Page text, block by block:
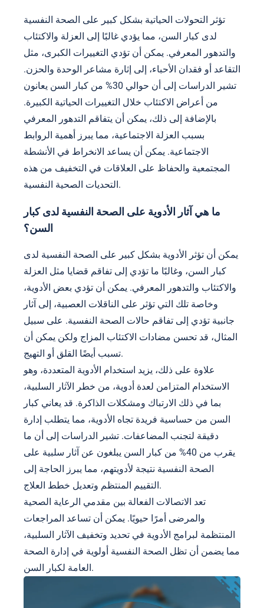
تؤثر التحولات الحياتية بشكل كبير على الصحة النفسية
لدى كبار السن، مما يؤدي غالبًا إلى العزلة والاكتئاب
والتدهور المعرفي. يمكن أن تؤدي التغييرات الكبرى، مثل
التقاعد أو فقدان الأحباء، إلى إثارة مشاعر الوحدة والحزن.
تشير الدراسات إلى أن حوالي 30% من كبار السن يعانون
من أعراض الاكتئاب خلال التغييرات الحياتية الكبيرة.
بالإضافة إلى ذلك، يمكن أن يتفاقم التدهور المعرفي
بسبب العزلة الاجتماعية، مما يبرز أهمية الروابط
الاجتماعية. يمكن أن يساعد الانخراط في الأنشطة
المجتمعية والحفاظ على العلاقات في التخفيف من هذه
التحديات الصحية النفسية.
ما هي آثار الأدوية على الصحة النفسية لدى كبار
السن؟
يمكن أن تؤثر الأدوية بشكل كبير على الصحة النفسية لدى
كبار السن، وغالبًا ما تؤدي إلى تفاقم قضايا مثل العزلة
والاكتئاب والتدهور المعرفي. يمكن أن تؤدي بعض الأدوية،
وخاصة تلك التي تؤثر على الناقلات العصبية، إلى آثار
جانبية تؤدي إلى تفاقم حالات الصحة النفسية. على سبيل
المثال، قد تحسن مضادات الاكتئاب المزاج ولكن يمكن أن
تسبب أيضًا القلق أو التهيج.
علاوة على ذلك، يزيد استخدام الأدوية المتعددة، وهو
الاستخدام المتزامن لعدة أدوية، من خطر الآثار السلبية،
بما في ذلك الارتباك ومشكلات الذاكرة. قد يعاني كبار
السن من حساسية فريدة تجاه الأدوية، مما يتطلب إدارة
دقيقة لتجنب المضاعفات. تشير الدراسات إلى أن ما
يقرب من 40% من كبار السن يبلغون عن آثار سلبية على
الصحة النفسية نتيجة لأدويتهم، مما يبرز الحاجة إلى
التقييم المنتظم وتعديل خطط العلاج.
تعد الاتصالات الفعالة بين مقدمي الرعاية الصحية
والمرضى أمرًا حيويًا. يمكن أن تساعد المراجعات
المنتظمة لبرامج الأدوية في تحديد وتخفيف الآثار السلبية،
مما يضمن أن تظل الصحة النفسية أولوية في إدارة الصحة
العامة لكبار السن.